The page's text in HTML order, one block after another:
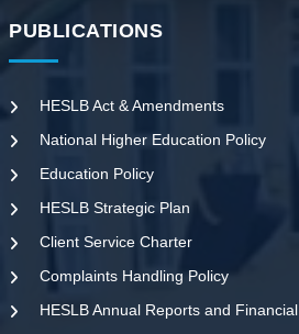
PUBLICATIONS
HESLB Act & Amendments
National Higher Education Policy
Education Policy
HESLB Strategic Plan
Client Service Charter
Complaints Handling Policy
HESLB Annual Reports and